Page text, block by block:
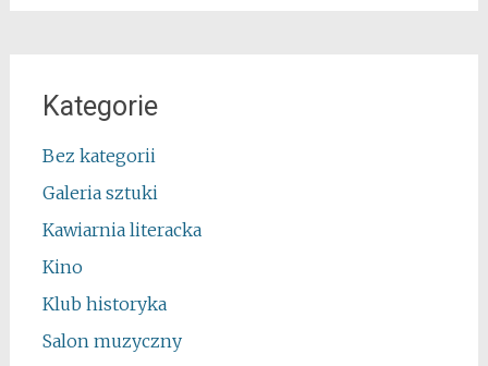
Kategorie
Bez kategorii
Galeria sztuki
Kawiarnia literacka
Kino
Klub historyka
Salon muzyczny